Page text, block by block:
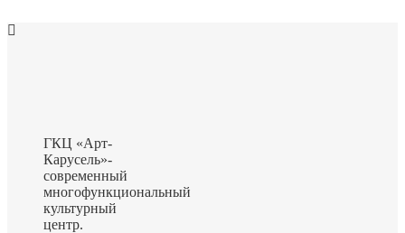
ГКЦ «Арт-
Карусель»-
современный
многофункциональный
культурный
центр.